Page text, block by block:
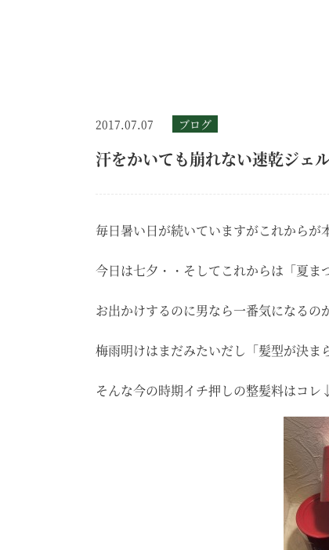
2017.07.07 ブログ
汗をかいても崩れない速乾ジェ
毎日暑い日が続いていますがこれからが
今日は七夕・・そしてこれからは「夏ま
お出かけするのに男なら一番気になるの
梅雨明けはまだみたいだし「髪型が決ま
そんな今の時期イチ押しの整髪料はコレ